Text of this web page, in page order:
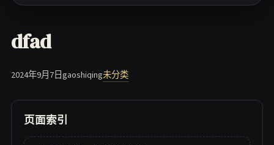
dfad
2024年9月7日gaoshiqing未分类
页面索引